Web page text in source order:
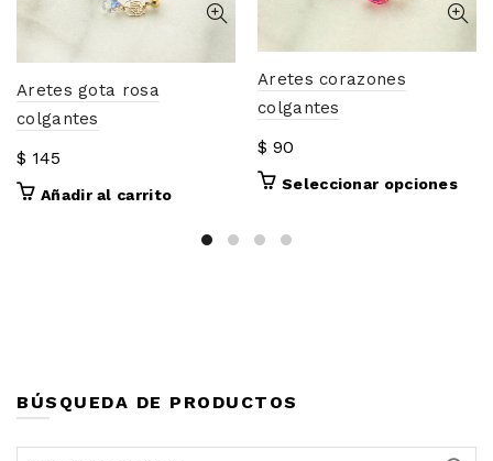
Aretes gota rosa
colgantes
$ 145
Añadir al carrito
Aretes corazones
colgantes
$ 90
Seleccionar opcionesEste
la
BÚSQUEDA DE PRODUCTOS